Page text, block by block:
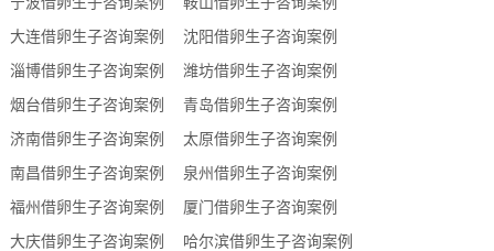
大连借卵生子咨询案例
沈阳借卵生子咨询案例
淄博借卵生子咨询案例
潍坊借卵生子咨询案例
烟台借卵生子咨询案例
青岛借卵生子咨询案例
济南借卵生子咨询案例
太原借卵生子咨询案例
南昌借卵生子咨询案例
泉州借卵生子咨询案例
福州借卵生子咨询案例
厦门借卵生子咨询案例
大庆借卵生子咨询案例
哈尔滨借卵生子咨询案例